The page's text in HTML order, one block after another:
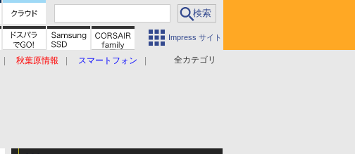
Impress サイト
全カテゴリ
秋葉原情報
スマートフォン